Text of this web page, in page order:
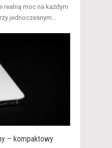
realną moc na każdym
jednoczesnym...
– kompaktowy